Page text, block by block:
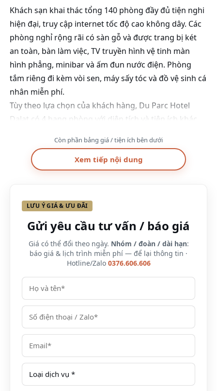
Khách sạn khai thác tổng 140 phòng đầy đủ tiện nghi
hiện đại, truy cập internet tốc độ cao không dây. Các
phòng nghỉ rộng rãi có sàn gỗ và được trang bị két
an toàn, bàn làm việc, TV truyền hình vệ tinh màn
hình phẳng, minibar và ấm đun nước điện. Phòng
tắm riêng đi kèm vòi sen, máy sấy tóc và đồ vệ sinh cá
nhân miễn phí.
Tùy theo lựa chọn của khách hàng, Du Parc Hotel
Dalat có 4 hạng phòng với diện tích và tiện ích khác
khi lưu trú tại khách sạn. Điểm đặc biệt của khách sạn
là đa số các hạng phòng đều có bồn tắm. Thông
thường giá phòng của khách sạn đã bao gồm các bữa
Phòng Standard
Vuốt ngang để xem đủ bảng →
Diện
tích
Số
người
Số
giường
View Giá
18m2 2
1
đôi
hoặc 2
giường
Thành
Từ
đêm
Phòng Superior
Còn phần bảng giá / tiện ích bên dưới
Xem tiếp nội dung
LƯU Ý GIÁ & ƯU ĐÃI
Gửi yêu cầu tư vấn / báo giá
Giá có thể đổi theo ngày. Nhóm / đoàn / dài hạn:
báo giá & lịch trình miễn phí — để lại thông tin ·
Hotline/Zalo 0376.606.606